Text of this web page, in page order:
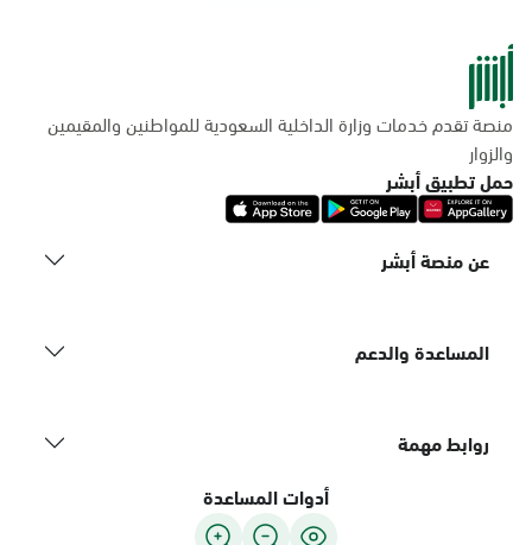
منصة تقدم خدمات وزارة الداخلية السعودية للمواطنين والمقيمين
والزوار
حمل تطبيق أبشر
عن منصة أبشر
المساعدة والدعم
روابط مهمة
أدوات المساعدة